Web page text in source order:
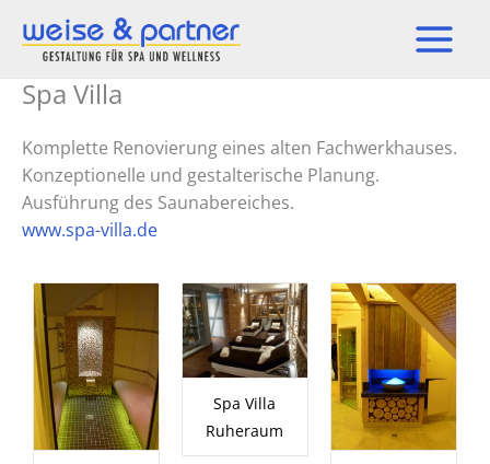
Inhalt
springen
Spa Villa
Komplette Renovierung eines alten Fachwerkhauses.
Konzeptionelle und gestalterische Planung.
Ausführung des Saunabereiches.
www.spa-villa.de
Spa Villa
Ruheraum